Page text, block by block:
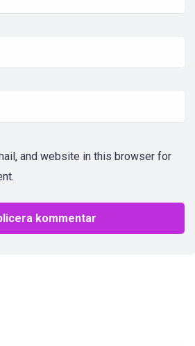
and website in this browser for